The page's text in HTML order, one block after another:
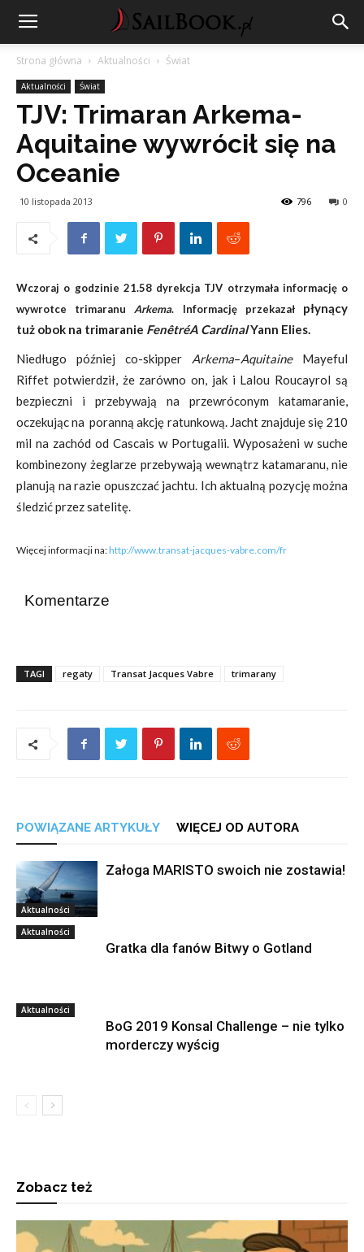
Strona główna Aktualności Świat
Aktualności Świat
TJV: Trimaran Arkema-
Aquitaine wywrócił się na
Oceanie
10 listopada 2013 0
796
Wczoraj o godzinie 21.58 dyrekcja TJV otrzymała informację o
wywrotce trimaranu Arkema. Informację przekazałpłynący
tuż obok na trimaranie FenêtréA CardinalYann Elies.
Niedługo później co-skipper Arkema–AquitaineMayeful
Riffet potwierdził, że zarówno on, jak i Lalou Roucayrol są
bezpieczni i przebywają na przewróconym katamaranie,
oczekując na poranną akcję ratunkową. Jacht znajduje się 210
mil na zachód od Cascais w Portugalii. Wyposażeni w suche
kombinezony żeglarze przebywają wewnątrz katamaranu, nie
planują na razie opuszczać jachtu. Ich aktualną pozycję można
śledzić przez satelitę.
Więcej informacji na:http://www.transat-jacques-vabre.com/fr
Komentarze
TAGI regaty Transat Jacques Vabre trimarany
POWIĄZANE ARTYKUŁY WIĘCEJ OD AUTORA
Aktualności
Załoga MARISTO swoich nie zostawia!
Aktualności
Gratka dla fanów Bitwy o Gotland
Aktualności
BoG 2019 Konsal Challenge – nie tylko
morderczy wyścig
Zobacz też